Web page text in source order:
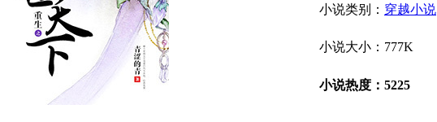
小说类别： 穿越小说
小说大小：777K
小说热度：5225